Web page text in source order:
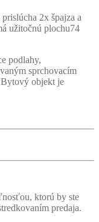
2x špajza a
užitočnú plochu74
podlahy,
sprchovacím
objekt je
ktorú by ste
predaja.